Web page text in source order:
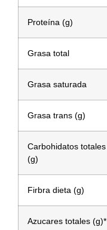
Proteína (g)
Grasa total
Grasa saturada
Grasa trans (g)
Carbohidatos totales
(g)
Firbra dieta (g)
Azucares totales (g)*